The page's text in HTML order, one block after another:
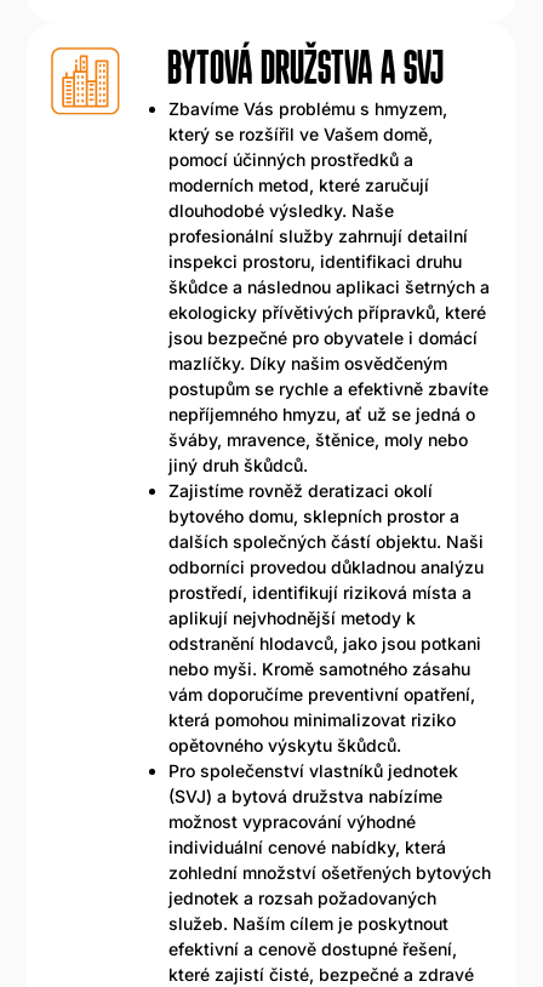
BYTOVÁ DRUŽSTVA A SVJ
Zbavíme Vás problému s hmyzem,
který se rozšířil ve Vašem domě,
pomocí účinných prostředků a
moderních metod, které zaručují
dlouhodobé výsledky. Naše
profesionální služby zahrnují detailní
inspekci prostoru, identifikaci druhu
škůdce a následnou aplikaci šetrných a
ekologicky přívětivých přípravků, které
jsou bezpečné pro obyvatele i domácí
mazlíčky. Díky našim osvědčeným
postupům se rychle a efektivně zbavíte
nepříjemného hmyzu, ať už se jedná o
šváby, mravence, štěnice, moly nebo
jiný druh škůdců.
Zajistíme rovněž deratizaci okolí
bytového domu, sklepních prostor a
dalších společných částí objektu. Naši
odborníci provedou důkladnou analýzu
prostředí, identifikují riziková místa a
aplikují nejvhodnější metody k
odstranění hlodavců, jako jsou potkani
nebo myši. Kromě samotného zásahu
vám doporučíme preventivní opatření,
která pomohou minimalizovat riziko
opětovného výskytu škůdců.
Pro společenství vlastníků jednotek
(SVJ) a bytová družstva nabízíme
možnost vypracování výhodné
individuální cenové nabídky, která
zohlední množství ošetřených bytových
jednotek a rozsah požadovaných
služeb. Naším cílem je poskytnout
efektivní a cenově dostupné řešení,
které zajistí čisté, bezpečné a zdravé